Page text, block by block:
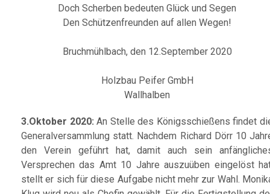
Doch Scherben bedeuten Glück und Segen
Den Schützenfreunden auf allen Wegen!
Bruchmühlbach, den 12.September 2020
Holzbau Peifer GmbH
Wallhalben
3.Oktober 2020: An Stelle des Königsschießens findet
Generalversammlung statt. Nachdem Richard Dörr 10
den Verein geführt hat, damit auch sein
Versprechen das Amt 10 Jahre auszuüben eingelöst
stellt er sich für diese Aufgabe nicht mehr zur Wahl.